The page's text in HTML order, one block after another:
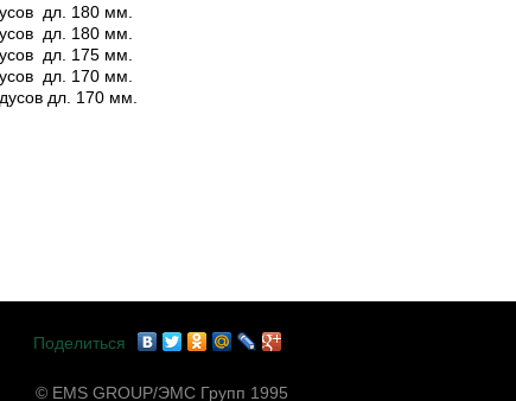
дл. 180 мм.
дл. 180 мм.
дл. 175 мм.
дл. 170 мм.
дл. 170 мм.
Поделиться
© EMS GROUP/ЭМС Групп 1995